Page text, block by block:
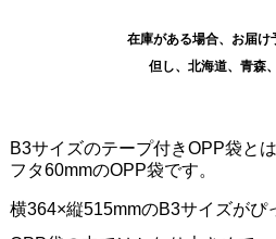
在庫がある場合、お届け
但し、北海道、青森
B3サイズのテープ付きOPP袋と
フタ60mmのOPP袋です。
横364×縦515mmのB3サイズがぴ